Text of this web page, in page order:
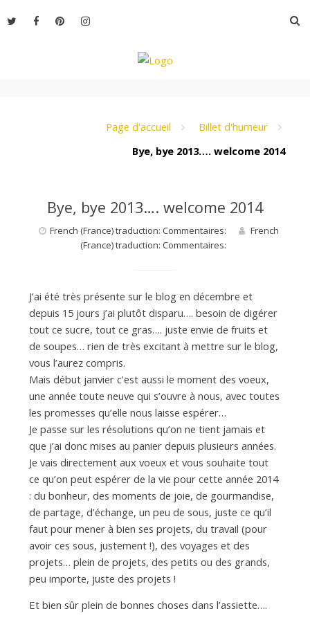
au
M
Page d'accueil
Billet d'humeur
Bye, bye 2013…. welcome 2014
Bye, bye 2013…. welcome 2014
French (France) traduction: Commentaires:
French
(France) traduction: Commentaires:
J’ai été très présente sur le blog en décembre et
depuis 15 jours j’ai plutôt disparu…. besoin de digérer
tout ce sucre, tout ce gras…. juste envie de fruits et
de soupes… rien de très excitant à mettre sur le blog,
vous l’aurez compris.
Mais début janvier c’est aussi le moment des voeux,
une année toute neuve qui s’ouvre à nous, avec toutes
les promesses qu’elle nous laisse espérer…
Je passe sur les résolutions qu’on ne tient jamais et
que j’ai donc mises au panier depuis plusieurs années.
Je vais directement aux voeux et vous souhaite tout
ce qu’on peut espérer de la vie pour cette année 2014
: du bonheur, des moments de joie, de gourmandise,
de partage, d’échange, un peu de sous, juste ce qu’il
faut pour mener à bien ses projets, du travail (pour
avoir ces sous, justement !), des voyages et des
projets… plein de projets, des petits ou des grands,
peu importe, juste des projets !
Et bien sûr plein de bonnes choses dans l’assiette….